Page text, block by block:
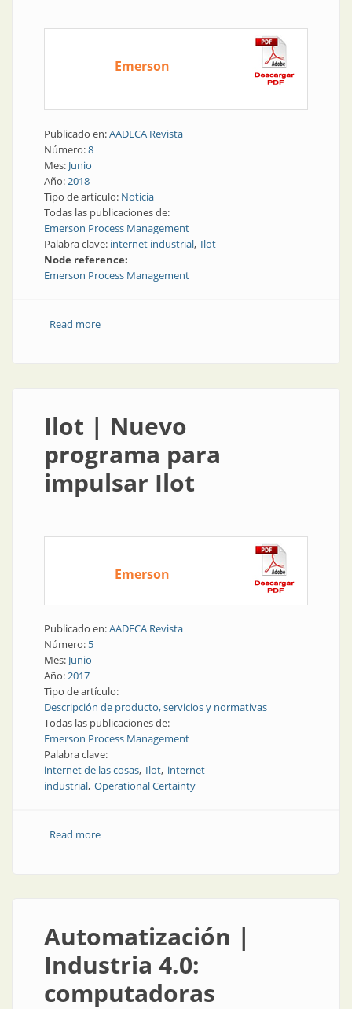
Emerson
Publicado en:AADECA Revista
Número:8
Mes: Junio
Año:2018
Tipo de artículo: Noticia
Todas las publicaciones de:
Emerson Process Management
Palabra clave: internet industrial Ilot
Node reference:
Emerson Process Management
Read moreabout La fábrica del futuro | Emerson, la Ilot del año
Ilot | Nuevo
programa para
impulsar Ilot
Emerson
Publicado en:AADECA Revista
Número: 5
Mes: Junio
Año:2017
Tipo de artículo:
Descripción de producto, servicios y normativas
Todas las publicaciones de:
Emerson Process Management
Palabra clave:
internet de las cosas Ilot internet
industrial Operational Certainty
Read moreabout Ilot | Nuevo programa para impulsar Ilot
Automatización |
Industria 4.0:
computadoras